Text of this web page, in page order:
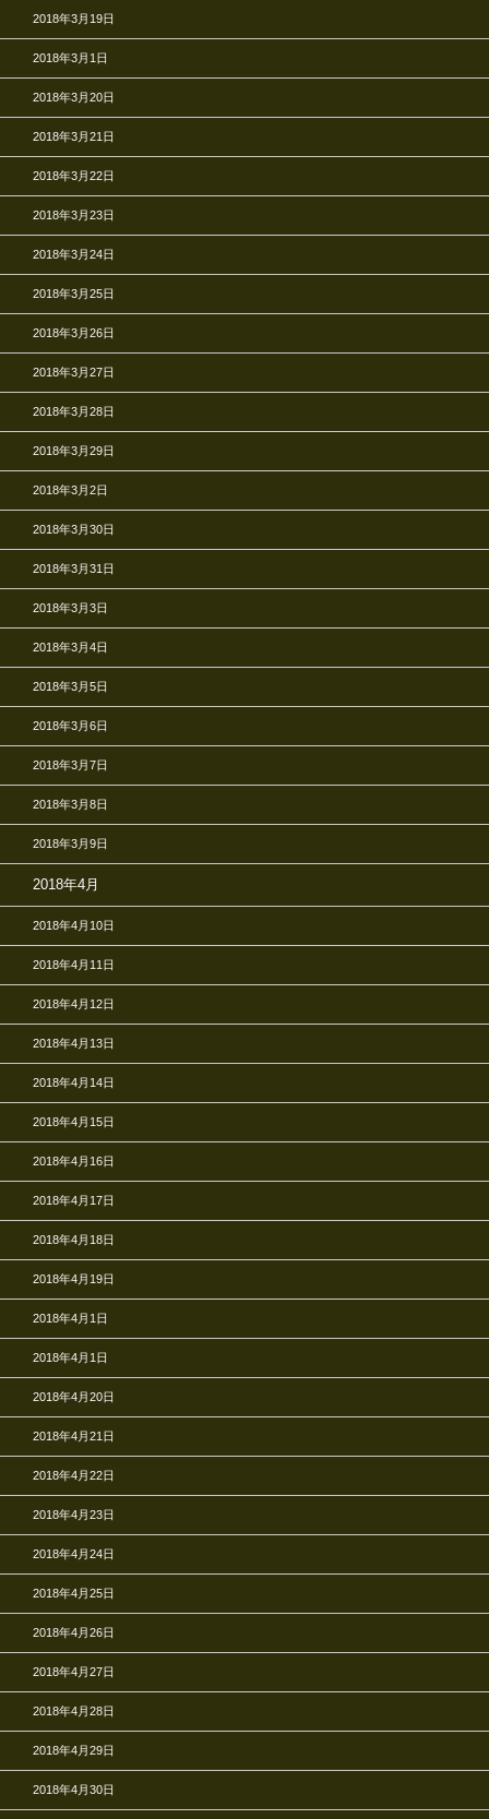
2018年3月19日
2018年3月1日
2018年3月20日
2018年3月21日
2018年3月22日
2018年3月23日
2018年3月24日
2018年3月25日
2018年3月26日
2018年3月27日
2018年3月28日
2018年3月29日
2018年3月2日
2018年3月30日
2018年3月31日
2018年3月3日
2018年3月4日
2018年3月5日
2018年3月6日
2018年3月7日
2018年3月8日
2018年3月9日
2018年4月
2018年4月10日
2018年4月11日
2018年4月12日
2018年4月13日
2018年4月14日
2018年4月15日
2018年4月16日
2018年4月17日
2018年4月18日
2018年4月19日
2018年4月1日
2018年4月1日
2018年4月20日
2018年4月21日
2018年4月22日
2018年4月23日
2018年4月24日
2018年4月25日
2018年4月26日
2018年4月27日
2018年4月28日
2018年4月29日
2018年4月30日